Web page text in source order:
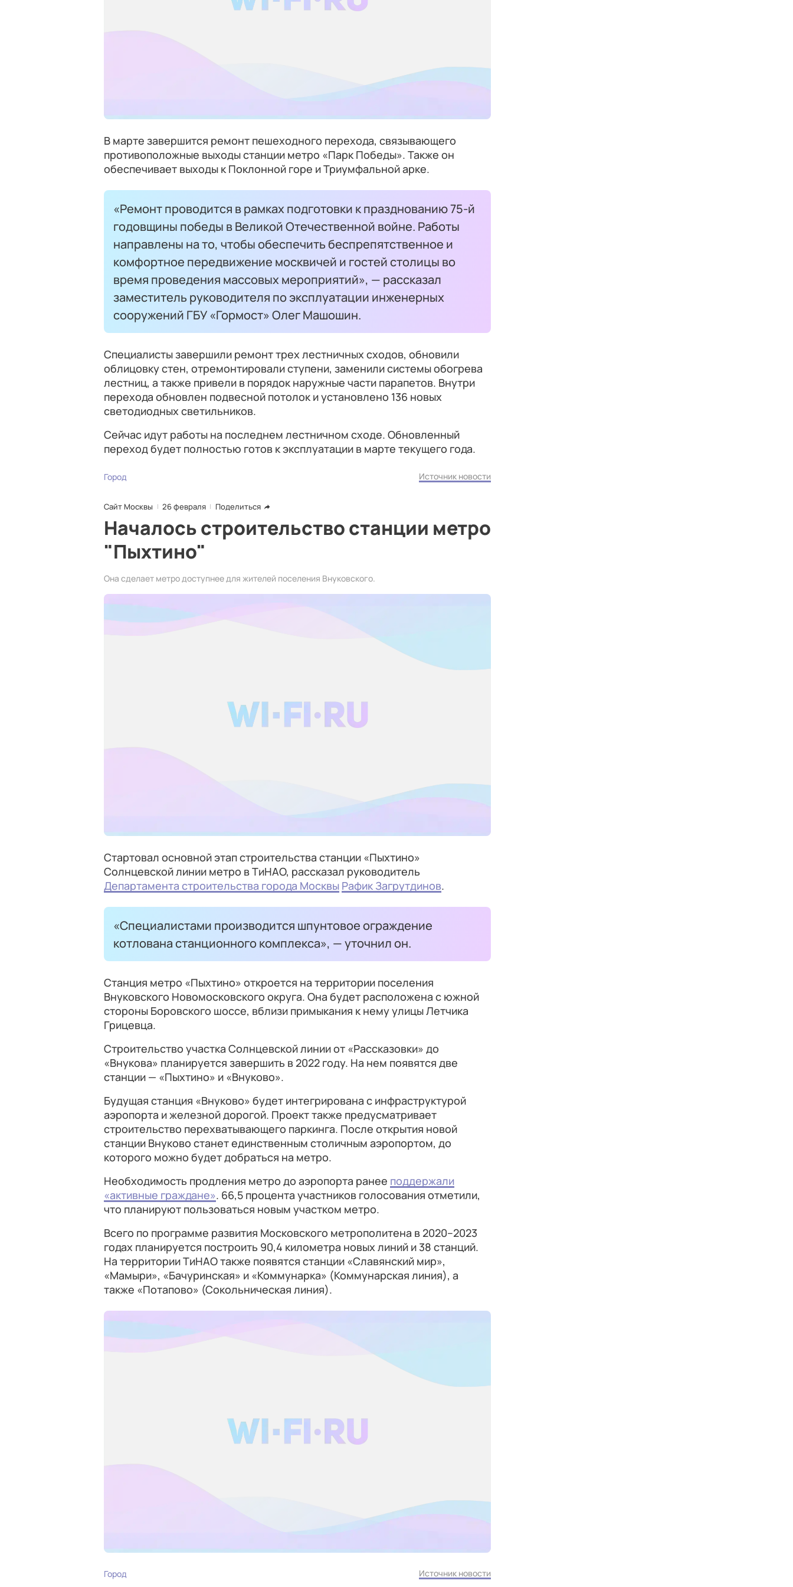
В марте завершится ремонт пешеходного перехода, связывающего
противоположные выходы станции метро «Парк Победы». Также он
обеспечивает выходы к Поклонной горе и Триумфальной арке.
«Ремонт проводится в рамках подготовки к празднованию 75-й
годовщины победы в Великой Отечественной войне. Работы
направлены на то, чтобы обеспечить беспрепятственное и
комфортное передвижение москвичей и гостей столицы во
время проведения массовых мероприятий», — рассказал
заместитель руководителя по эксплуатации инженерных
сооружений ГБУ «Гормост» Олег Машошин.
Специалисты завершили ремонт трех лестничных сходов, обновили
облицовку стен, отремонтировали ступени, заменили системы обогрева
лестниц, а также привели в порядок наружные части парапетов. Внутри
перехода обновлен подвесной потолок и установлено 136 новых
светодиодных светильников.
Сейчас идут работы на последнем лестничном сходе. Обновленный
переход будет полностью готов к эксплуатации в марте текущего года.
Город Источник новости
Сайт Москвы 26 февраля Поделиться
Началось строительство станции метро
"Пыхтино"
Она сделает метро доступнее для жителей поселения Внуковского.
Стартовал основной этап строительства станции «Пыхтино»
Солнцевской линии метро в ТиНАО, рассказал руководитель
Департамента строительства города Москвы Рафик Загрутдинов.
«Специалистами производится шпунтовое ограждение
котлована станционного комплекса», — уточнил он.
Станция метро «Пыхтино» откроется на территории поселения
Внуковского Новомосковского округа. Она будет расположена с южной
стороны Боровского шоссе, вблизи примыкания к нему улицы Летчика
Грицевца.
Строительство участка Солнцевской линии от «Рассказовки» до
«Внукова» планируется завершить в 2022 году. На нем появятся две
станции — «Пыхтино» и «Внуково».
Будущая станция «Внуково» будет интегрирована с инфраструктурой
аэропорта и железной дорогой. Проект также предусматривает
строительство перехватывающего паркинга. После открытия новой
станции Внуково станет единственным столичным аэропортом, до
которого можно будет добраться на метро.
Необходимость продления метро до аэропорта ранее поддержали
«активные граждане». 66,5 процента участников голосования отметили,
что планируют пользоваться новым участком метро.
Всего по программе развития Московского метрополитена в 2020–2023
годах планируется построить 90,4 километра новых линий и 38 станций.
На территории ТиНАО также появятся станции «Славянский мир»,
«Мамыри», «Бачуринская» и «Коммунарка» (Коммунарская линия), а
также «Потапово» (Сокольническая линия).
Город Источник новости